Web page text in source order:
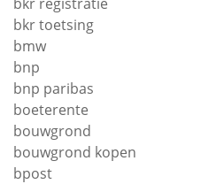
bkr toetsing
bmw
bnp
bnp paribas
boeterente
bouwgrond
bouwgrond kopen
bpost